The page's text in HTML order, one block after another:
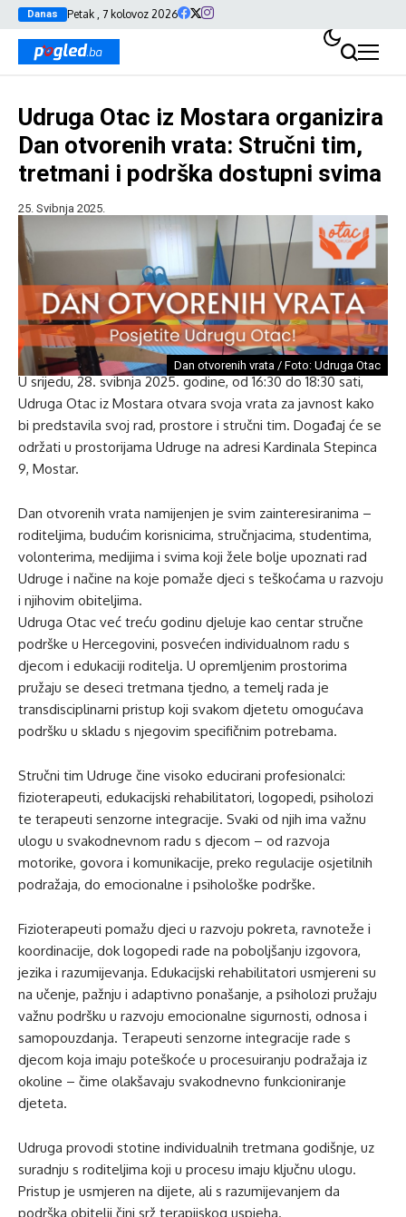
Danas Petak , 7 kolovoz 2026
Udruga Otac iz Mostara organizira
Dan otvorenih vrata: Stručni tim,
tretmani i podrška dostupni svima
25. Svibnja 2025.
Dan otvorenih vrata / Foto: Udruga Otac
U srijedu, 28. svibnja 2025. godine, od 16:30 do 18:30 sati,
Udruga Otac iz Mostara otvara svoja vrata za javnost kako
bi predstavila svoj rad, prostore i stručni tim. Događaj će se
održati u prostorijama Udruge na adresi Kardinala Stepinca
9, Mostar.
Dan otvorenih vrata namijenjen je svim zainteresiranima –
roditeljima, budućim korisnicima, stručnjacima, studentima,
volonterima, medijima i svima koji žele bolje upoznati rad
Udruge i načine na koje pomaže djeci s teškoćama u razvoju
i njihovim obiteljima.
Udruga Otac već treću godinu djeluje kao centar stručne
podrške u Hercegovini, posvećen individualnom radu s
djecom i edukaciji roditelja. U opremljenim prostorima
pružaju se deseci tretmana tjedno, a temelj rada je
transdisciplinarni pristup koji svakom djetetu omogućava
podršku u skladu s njegovim specifičnim potrebama.
Stručni tim Udruge čine visoko educirani profesionalci:
fizioterapeuti, edukacijski rehabilitatori, logopedi, psiholozi
te terapeuti senzorne integracije. Svaki od njih ima važnu
ulogu u svakodnevnom radu s djecom – od razvoja
motorike, govora i komunikacije, preko regulacije osjetilnih
podražaja, do emocionalne i psihološke podrške.
Fizioterapeuti pomažu djeci u razvoju pokreta, ravnoteže i
koordinacije, dok logopedi rade na poboljšanju izgovora,
jezika i razumijevanja. Edukacijski rehabilitatori usmjereni su
na učenje, pažnju i adaptivno ponašanje, a psiholozi pružaju
važnu podršku u razvoju emocionalne sigurnosti, odnosa i
samopouzdanja. Terapeuti senzorne integracije rade s
djecom koja imaju poteškoće u procesuiranju podražaja iz
okoline – čime olakšavaju svakodnevno funkcioniranje
djeteta.
Udruga provodi stotine individualnih tretmana godišnje, uz
suradnju s roditeljima koji u procesu imaju ključnu ulogu.
Pristup je usmjeren na dijete, ali s razumijevanjem da
podrška obitelji čini srž terapijskog uspjeha.